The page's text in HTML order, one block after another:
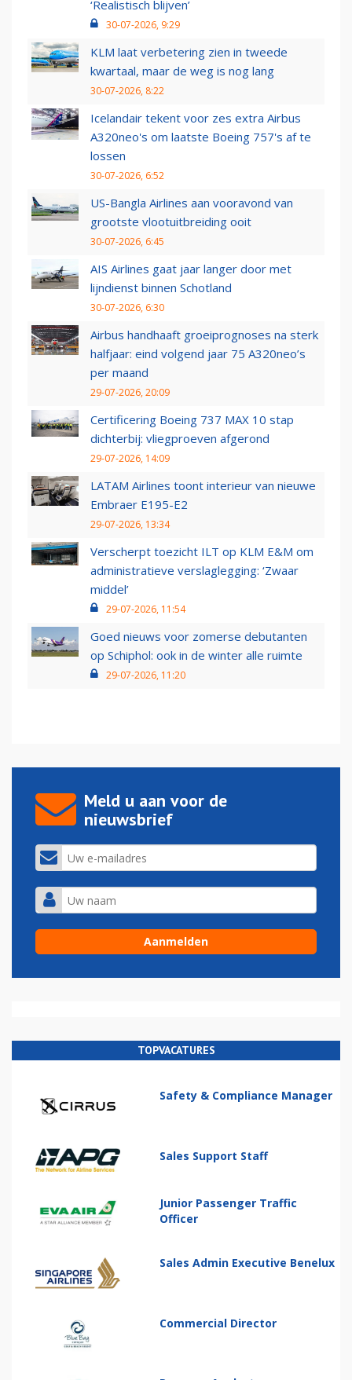
‘Realistisch blijven’
30-07-2026, 9:29
KLM laat verbetering zien in tweede
kwartaal, maar de weg is nog lang
30-07-2026, 8:22
Icelandair tekent voor zes extra Airbus
A320neo's om laatste Boeing 757's af te
lossen
30-07-2026, 6:52
US-Bangla Airlines aan vooravond van
grootste vlootuitbreiding ooit
30-07-2026, 6:45
AIS Airlines gaat jaar langer door met
lijndienst binnen Schotland
30-07-2026, 6:30
Airbus handhaaft groeiprognoses na sterk
halfjaar: eind volgend jaar 75 A320neo’s
per maand
29-07-2026, 20:09
Certificering Boeing 737 MAX 10 stap
dichterbij: vliegproeven afgerond
29-07-2026, 14:09
LATAM Airlines toont interieur van nieuwe
Embraer E195-E2
29-07-2026, 13:34
Verscherpt toezicht ILT op KLM E&M om
administratieve verslaglegging: ‘Zwaar
middel’
29-07-2026, 11:54
Goed nieuws voor zomerse debutanten
op Schiphol: ook in de winter alle ruimte
29-07-2026, 11:20
Meld u aan voor de
nieuwsbrief
TOPVACATURES
Safety & Compliance Manager
Sales Support Staff
Junior Passenger Traffic
Officer
Sales Admin Executive Benelux
Commercial Director